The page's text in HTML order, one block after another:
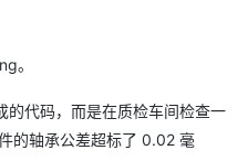
。
代码，而是在质检车间检查一
的轴承公差超标了 0.02 毫